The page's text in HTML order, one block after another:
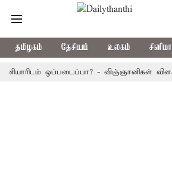
தமிழகம் தேசியம் உலகம் சினிமா
ஒப்படைப்பா? - விஞ்ஞானிகள் விளக்கம்